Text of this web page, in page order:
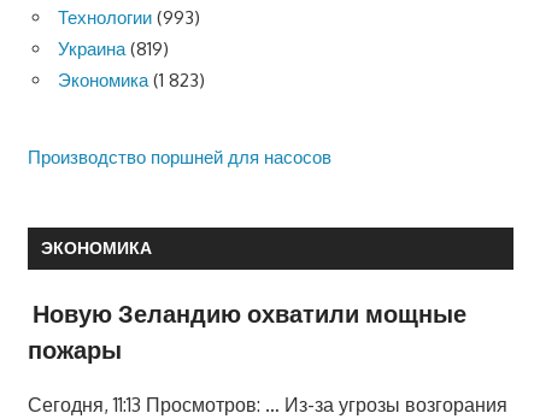
Технологии (993)
Украина(819)
Экономика(1 823)
Производство поршней для насосов
ЭКОНОМИКА
Новую Зеландию охватили мощные
пожары
Сегодня, 11:13 Просмотров: … Из-за угрозы возгорания